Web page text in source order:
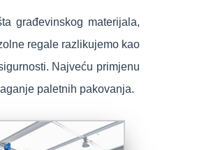
građevinskog materijala,
regale razlikujemo kao
Najveću primjenu
paletnih pakovanja.